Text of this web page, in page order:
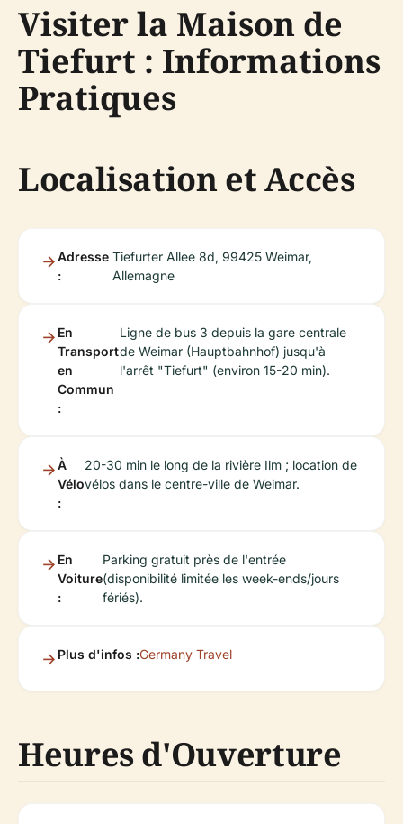
Visiter la Maison de
Tiefurt : Informations
Pratiques
Localisation et Accès
Adresse
:
Tiefurter Allee 8d, 99425 Weimar,
Allemagne
En
Transport
en
Commun
:
Ligne de bus 3 depuis la gare centrale
de Weimar (Hauptbahnhof) jusqu'à
l'arrêt "Tiefurt" (environ 15-20 min).
À
Vélo
:
20-30 min le long de la rivière Ilm ; location de
vélos dans le centre-ville de Weimar.
En
Voiture
:
Parking gratuit près de l'entrée
(disponibilité limitée les week-ends/jours
fériés).
Plus d'infos :Germany Travel
Heures d'Ouverture